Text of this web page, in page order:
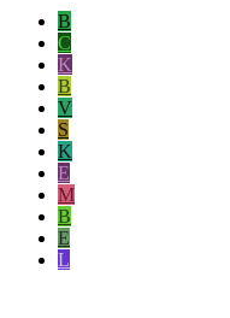
B
C
K
B
V
S
K
E
M
B
E
L